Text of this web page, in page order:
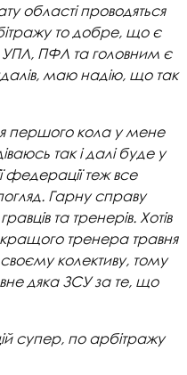
області проводяться
то добре, що є
УПЛ, ПФЛ та головним є
маю надію, що так
першого кола у мене
так і далі буде у
федерації теж все
Гарну справу
та тренерів. Хотів
кращого тренера травня
своєму колективу, тому
дяка ЗСУ за те, що
супер, по арбітражу